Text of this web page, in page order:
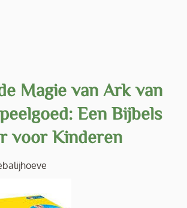
Magie van Ark van
Een Bijbels
voor Kinderen